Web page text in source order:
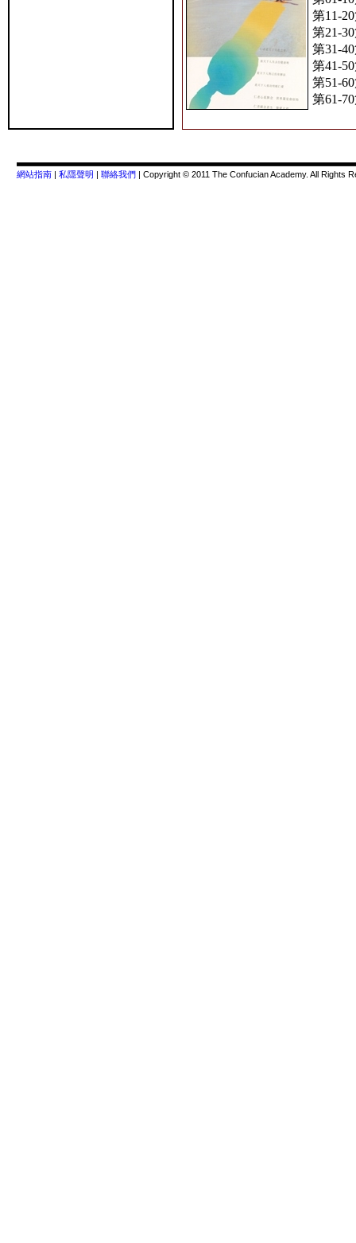
第11-
第21-
第31-
第41-
第51-
第61-
網站指南 | 私隱聲明 | 聯絡我們 | Copyright © 2011 The Confucian Academy. All Rights